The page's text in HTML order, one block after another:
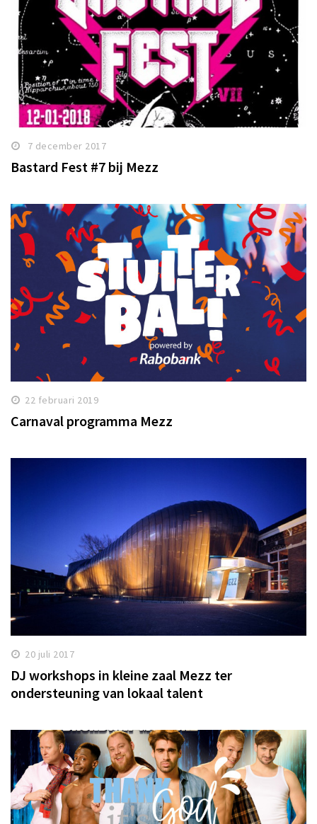
7 december 2017
Bastard Fest #7 bij Mezz
22 februari 2019
Carnaval programma Mezz
20 juli 2017
DJ workshops in kleine zaal Mezz ter
ondersteuning van lokaal talent